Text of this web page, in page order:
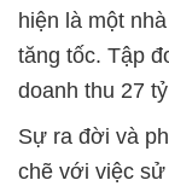
hiện là một
tăng tốc. Tập
doanh thu 27
Sự ra đời và
chẽ với việc